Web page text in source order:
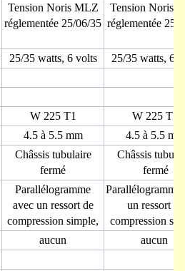
Tension Noris MLZ
réglementée 25/06/35
Tension Noris
réglementée 25/
25/35 watts, 6 volts
25/35 watts, 6
W 225 T1
W 225 T1
4.5 à 5.5 mm
4.5 à 5.5 mm
Châssis tubulaire
fermé
Châssis
fermé
Parallélogramme
avec un ressort de
compression simple,
Parallélogramme
un ressort de
compression
aucun
aucun